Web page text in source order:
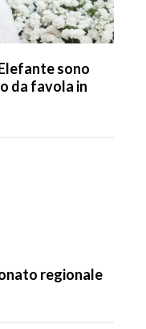
sono
da favola in
regionale